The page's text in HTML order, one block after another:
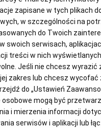
DOMOWE
SOST, DIPY I INNE
KUCHNIA
KUCHNIA
KUCHNIA
KUCHNIA
GLIWICE
GORZÓW
KALISZ
KATOWICE
WYBORCZA TV I
TYLKO ZDROWIE
MAGAZYN DO
NASZA EUROPA
BIQDATA
JUTRONAUCI
ARCHIWUM
INNE SERWISY
zapisane w tych plikach
w szczególności na
do Twoich
swoich serwisach,
treści w nich
Jeśli nie chcesz wyrazić
zakres lub chcesz wycofać
do „Ustawień
osobowe mogą być
i mierzenia informacji
serwisów i aplikacji lub